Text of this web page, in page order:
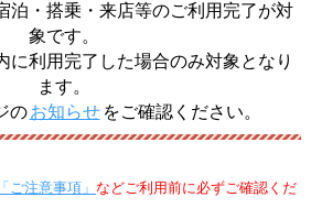
泊・搭乗・来店等のご利用完了が対
象です。
に利用完了した場合のみ対象となり
ます。
の お知らせ をご確認ください。
ご注意事項」 などご利用前に必ずご確認くだ